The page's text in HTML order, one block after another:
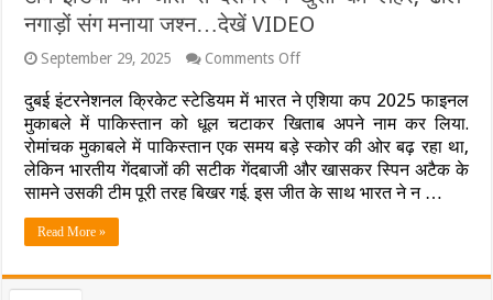
नगाड़ों संग मनाया जश्न…देखें VIDEO
September 29, 2025 Comments Offon
इंडिया
की
जीत
से
देशभर
में
नगाड़ों
दुबई इंटरनेशनल क्रिकेट स्टेडियम में भारत ने एशिया कप 2025 फाइनल
मुकाबले में पाकिस्तान को धूल चटाकर खिताब अपने नाम कर लिया.
रोमांचक मुकाबले में पाकिस्तान एक समय बड़े स्कोर की ओर बढ़ रहा था,
लेकिन भारतीय गेंदबाजों की सटीक गेंदबाजी और खासकर स्पिन अटैक के
सामने उसकी टीम पूरी तरह बिखर गई. इस जीत के साथ भारत ने न …
Read More »